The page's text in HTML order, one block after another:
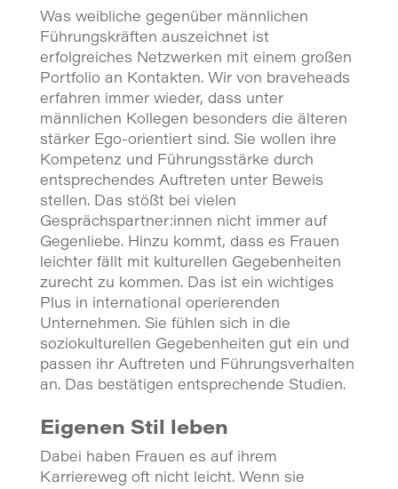
Was weibliche gegenüber männlichen
Führungskräften auszeichnet ist
erfolgreiches Netzwerken mit einem großen
Portfolio an Kontakten. Wir von braveheads
erfahren immer wieder, dass unter
männlichen Kollegen besonders die älteren
stärker Ego-orientiert sind. Sie wollen ihre
Kompetenz und Führungsstärke durch
entsprechendes Auftreten unter Beweis
stellen. Das stößt bei vielen
Gesprächspartner:innen nicht immer auf
Gegenliebe. Hinzu kommt, dass es Frauen
leichter fällt mit kulturellen Gegebenheiten
zurecht zu kommen. Das ist ein wichtiges
Plus in international operierenden
Unternehmen. Sie fühlen sich in die
soziokulturellen Gegebenheiten gut ein und
passen ihr Auftreten und Führungsverhalten
an. Das bestätigen entsprechende Studien.
Eigenen Stil leben
Dabei haben Frauen es auf ihrem
Karriereweg oft nicht leicht. Wenn sie